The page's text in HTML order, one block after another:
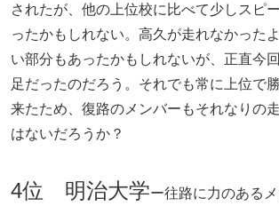
されたが、他の上位校に比べて少しスピ
ったかもしれない。高久が走れなかった
い部分もあったかもしれないが、正直今
足だったのだろう。それでも常に上位で
来たため、復路のメンバーもそれなりの
はないだろうか？
4位 明治大学ー往路に力のある